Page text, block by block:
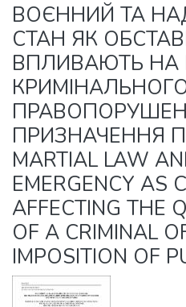
Statistics
ВОЄННИЙ ТА
СТАН ЯК
ВПЛИВАЮТЬ НА
ПРИЗНАЧЕННЯ
MARTIAL LAW
EMERGENCY AS
AFFECTING THE
OF A CRIMINAL
IMPOSITION OF